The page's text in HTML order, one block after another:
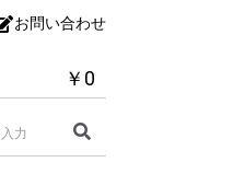
お問い合わせ
￥0